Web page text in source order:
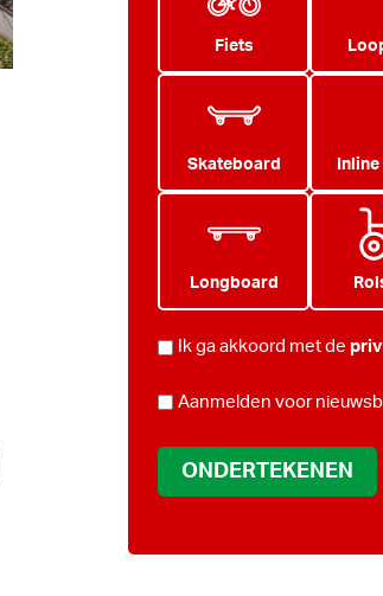
Fiets
Skateboard
Longboard
PRIVACY
Ik ga akkoord met de
NIEUWSBRIEF
Aanmelden voor